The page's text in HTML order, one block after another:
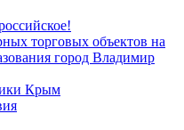
торговых объектов на
город Владимир
Крым